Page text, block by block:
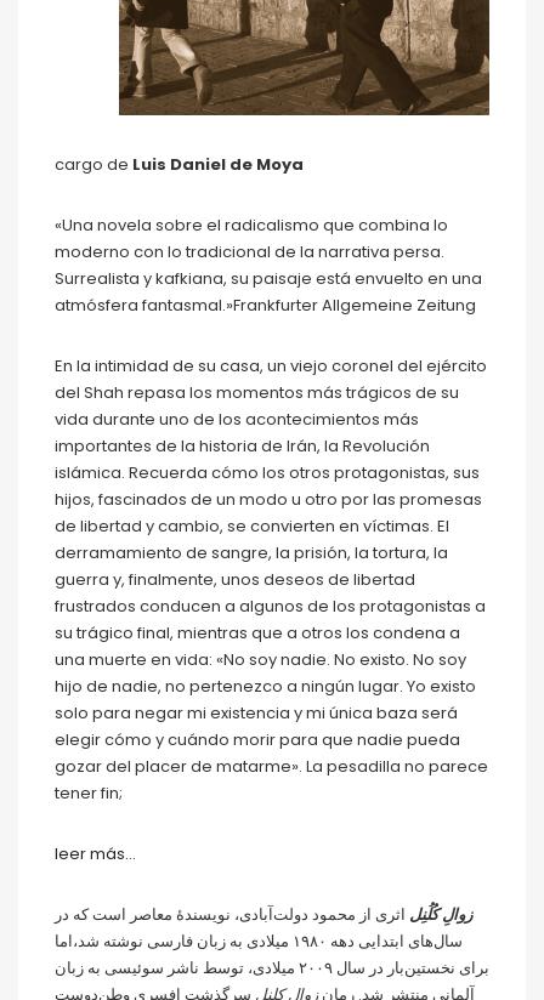
cargo de Luis Daniel de Moya
«Una novela sobre el radicalismo que combina lo
moderno con lo tradicional de la narrativa persa.
Surrealista y kafkiana, su paisaje está envuelto en una
atmósfera fantasmal.»Frankfurter Allgemeine Zeitung
En la intimidad de su casa, un viejo coronel del ejército
del Shah repasa los momentos más trágicos de su
vida durante uno de los acontecimientos más
importantes de la historia de Irán, la Revolución
islámica. Recuerda cómo los otros protagonistas, sus
hijos, fascinados de un modo u otro por las promesas
de libertad y cambio, se convierten en víctimas. El
derramamiento de sangre, la prisión, la tortura, la
guerra y, finalmente, unos deseos de libertad
frustrados conducen a algunos de los protagonistas a
su trágico final, mientras que a otros los condena a
una muerte en vida: «No soy nadie. No existo. No soy
hijo de nadie, no pertenezco a ningún lugar. Yo existo
solo para negar mi existencia y mi única baza será
elegir cómo y cuándo morir para que nadie pueda
gozar del placer de matarme». La pesadilla no parece
tener fin;
leer más…
زوالِ کُلُنِل اثری از محمود دولت‌آبادی، نویسندهٔ معاصر است که در
سال‌های ابتدایی دهه ۱۹۸۰ میلادی به زبان فارسی نوشته شد،اما
برای نخستین‌بار در سال ۲۰۰۹ میلادی، توسط ناشر سوئیسی به زبان
آلمانی منتشر شد. رمانزوال کلنل سرگذشت افسری وطن‌دوست